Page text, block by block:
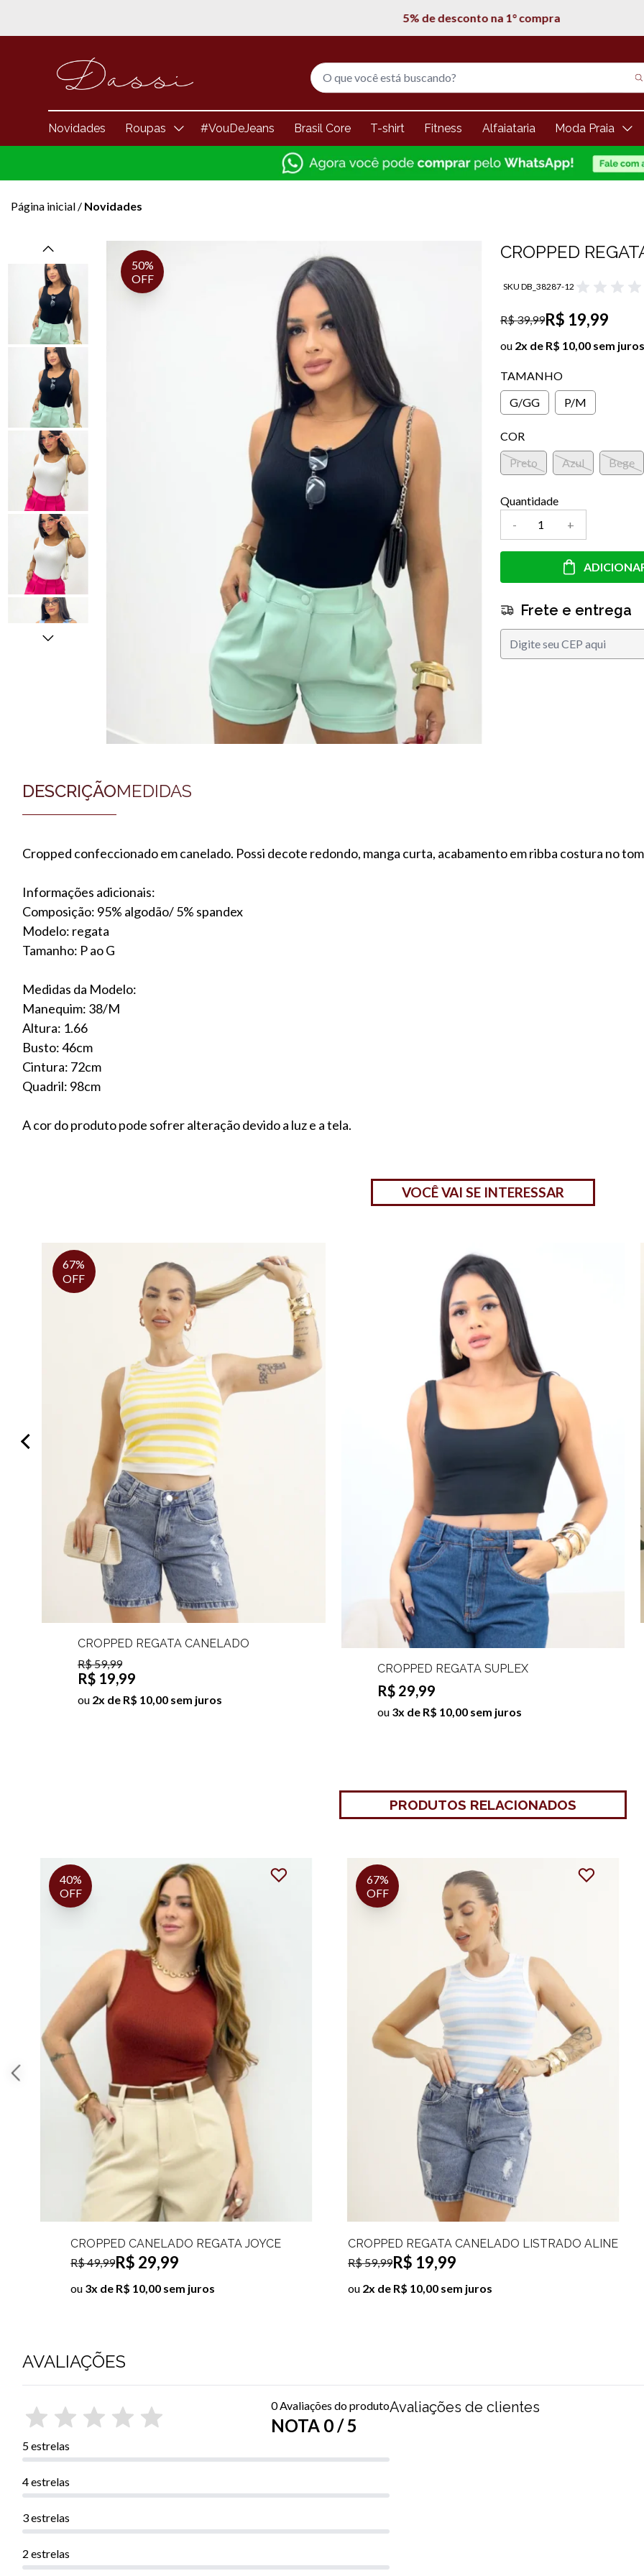
5% de desconto na 1° compra
Novidades Roupas #VouDeJeans Brasil Core T-shirt Fitness Alfaiataria Moda Praia
Página inicial / Novidades
CROPPED
SKU DB_38287-12
R$ 39,99R$ 19,99
ou 2x de R$ 10,00 sem juros
50%
OFF
TAMANHO
G/GG
P/M
COR
Preto
Azul Bege
Quantidade
-
+
Frete e entrega
DESCRIÇÃOMEDIDAS
Cropped confeccionado em canelado. Possi decote redondo, manga curta, acabamento em ribba costura no
Informações adicionais:
Composição: 95% algodão/ 5% spandex
Modelo: regata
Tamanho: P ao G
Medidas da Modelo:
Manequim: 38/M
Altura: 1.66
Busto: 46cm
Cintura: 72cm
Quadril: 98cm
A cor do produto pode sofrer alteração devido a luz e a tela.
VOCÊ VAI SE INTERESSAR
67%
OFF
CROPPED REGATA CANELADO
LISTRADO ALINE
R$ 59,99
R$ 19,99
ou 2x de R$ 10,00 sem juros
CROPPED REGATA SUPLEX
VALENTINA
R$ 29,99
ou 3x de R$ 10,00 sem juros
PRODUTOS RELACIONADOS
CROPPED REGATA CANELADO LISTRADO ALINE
R$ 59,99R$ 19,99
2x de R$ 10,00 sem juros
67%
OFF
BODY REGATA CANELADO JUDITE
R$ 39,99
ou4x de R$ 10,00 sem juros
AVALIAÇÕES
0 Avaliações do produto
NOTA 0 / 5
5 estrelas
4 estrelas
3 estrelas
2 estrelas
Avaliações de clientes